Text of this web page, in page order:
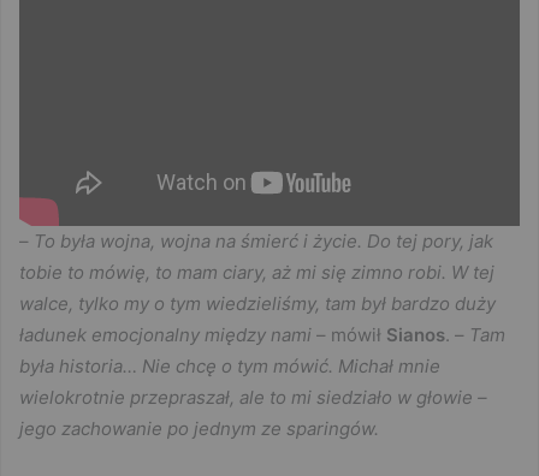
– To była wojna, wojna na śmierć i życie. Do tej pory, jak
tobie to mówię, to mam ciary, aż mi się zimno robi. W tej
walce, tylko my o tym wiedzieliśmy, tam był bardzo duży
ładunek emocjonalny między nami – mówił Sianos. – Tam
była historia… Nie chcę o tym mówić. Michał mnie
wielokrotnie przepraszał, ale to mi siedziało w głowie –
jego zachowanie po jednym ze sparingów.